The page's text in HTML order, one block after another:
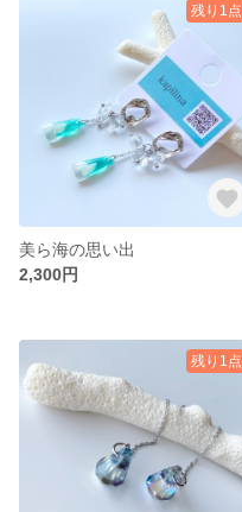
残り1点
美ら海の思い出
2,300円
残り1点